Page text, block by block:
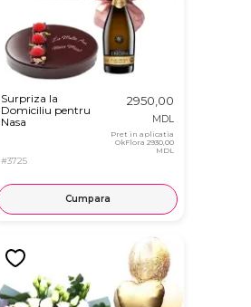
Surpriza la
Domiciliu pentru
Nasa
#3725
2950,00
MDL
Pret in aplicatia
OkFlora2930,00
MDL
Cumpara